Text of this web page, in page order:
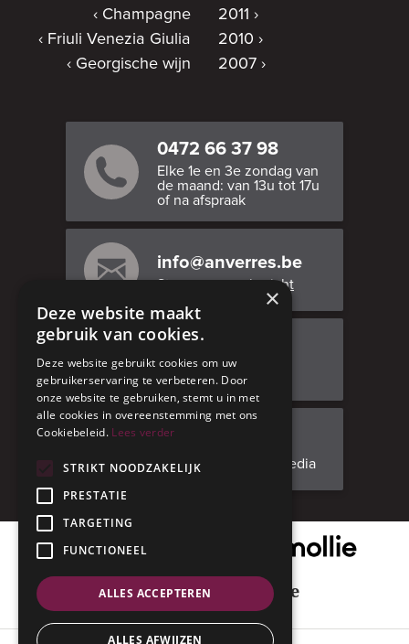
Champagne
Friuli Venezia Giulia
Georgische wijn
2011
2010
2007
0472 66 37 98
Elke 1e en 3e zondag van
de maand: van 13u tot 17u
of na afspraak
info@anverres.be
Stuur ons een bericht
Adresgegevens
Facebook
Volg ons op social media
Onze veilige betaalpartner
Geniet met mate
×
Deze website maakt
gebruik van cookies.
Deze website gebruikt cookies om uw
gebruikerservaring te verbeteren. Door
onze website te gebruiken, stemt u in met
alle cookies in overeenstemming met ons
Cookiebeleid. Lees verder
STRIKT NOODZAKELIJK
PRESTATIE
TARGETING
FUNCTIONEEL
ALLES ACCEPTEREN
ALLES AFWIJZEN